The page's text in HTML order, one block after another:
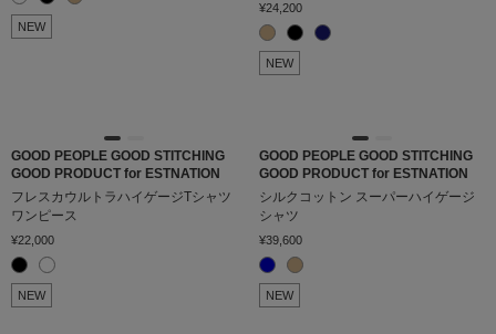
NEW
¥24,200
NEW
GOOD PEOPLE GOOD STITCHING
GOOD PRODUCT for ESTNATION
フレスカウルトラハイゲージTシャツ
ワンピース
¥22,000
NEW
GOOD PEOPLE GOOD STITCHING
GOOD PRODUCT for ESTNATION
シルクコットン スーパーハイゲージ
シャツ
¥39,600
NEW